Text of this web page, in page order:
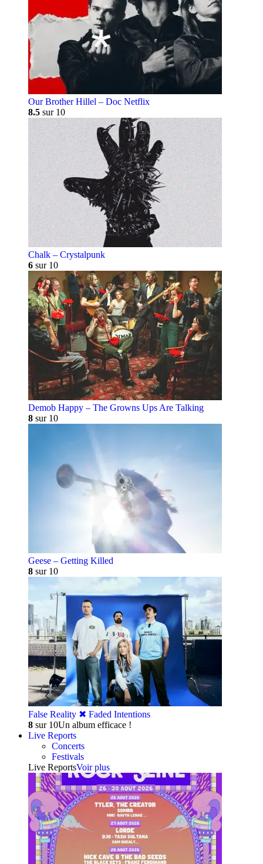
Our Brother Hillel – Doc Netflix
8.5 sur 10
Chalk – Crystalpunk
6 sur 10
Demob Happy – The Growns Ups Are Talking
8 sur 10
Geese – Getting Killed
8 sur 10
False Reality ✖︎ Faded Intentions
8 sur 10Un album efficace !
Live Reports
Concerts
Festivals
Live ReportsVoir plus